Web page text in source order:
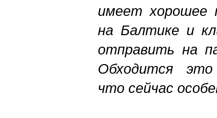
имеет хорошее
на Балтике и
отправить на
Обходится
что сейчас